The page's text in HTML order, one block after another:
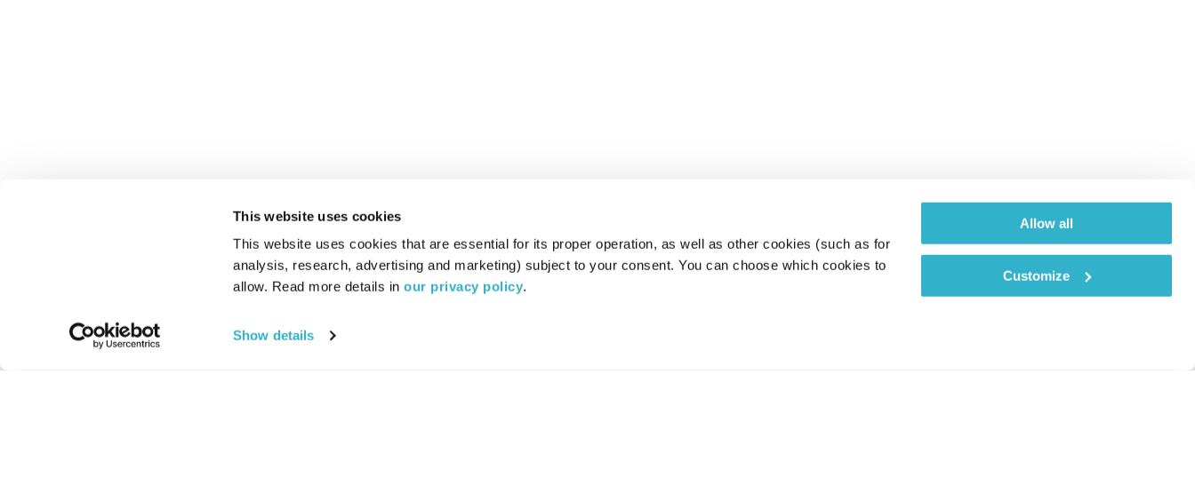
This website uses cookies
This website uses cookies that are essential for its proper operation, as well as other cookies (such as for
analysis, research, advertising and marketing) subject to your consent. You can choose which cookies to
allow. Read more details in our privacy policy.
Show details
Allow all
Customize